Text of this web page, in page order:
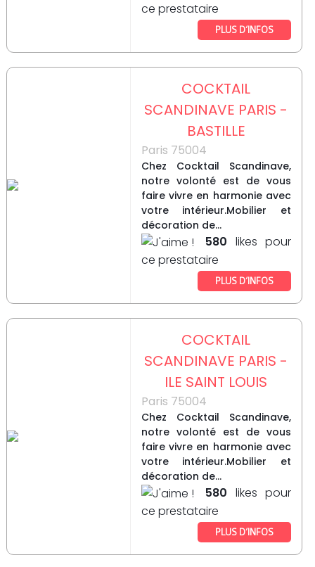
ce prestataire
PLUS D’INFOS
COCKTAIL
SCANDINAVE PARIS -
BASTILLE
Paris 75004
Chez Cocktail Scandinave,
notre volonté est de vous
faire vivre en harmonie avec
votre intérieur.Mobilier et
décoration de...
580 likes pour
ce prestataire
PLUS D’INFOS
COCKTAIL
SCANDINAVE PARIS -
ILE SAINT LOUIS
Paris 75004
Chez Cocktail Scandinave,
notre volonté est de vous
faire vivre en harmonie avec
votre intérieur.Mobilier et
décoration de...
580 likes pour
ce prestataire
PLUS D’INFOS